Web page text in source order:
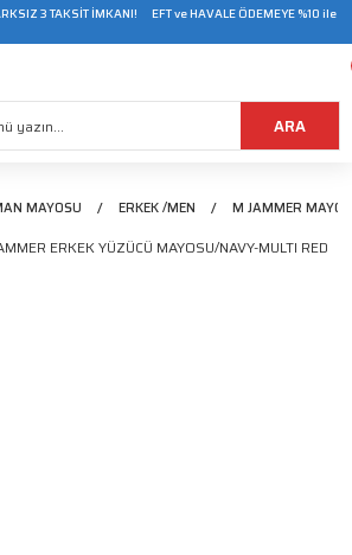
3 TAKSİT İMKANI! EFT ve HAVALE ÖDEMEYE %10 ile
ARA
MAYOSU ERKEK /MEN M JAMMER MAYO/